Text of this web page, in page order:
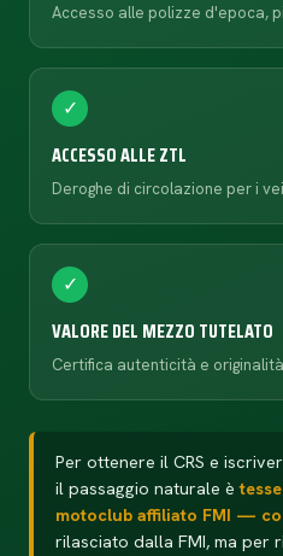
Accesso alle polizze d'epoca,
✓
ACCESSO ALLE ZTL
Deroghe di circolazione per i
✓
VALORE DEL MEZZO TUTELATO
Certifica autenticità e
Per ottenere il CRS e
il passaggio naturale è
motoclub affiliato FMI —
rilasciato dalla FMI, ma